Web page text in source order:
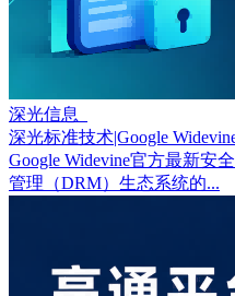
深光信息
深光标准技术|Google
Google Widevine官方最新安
管理（DRM）生态系统的...